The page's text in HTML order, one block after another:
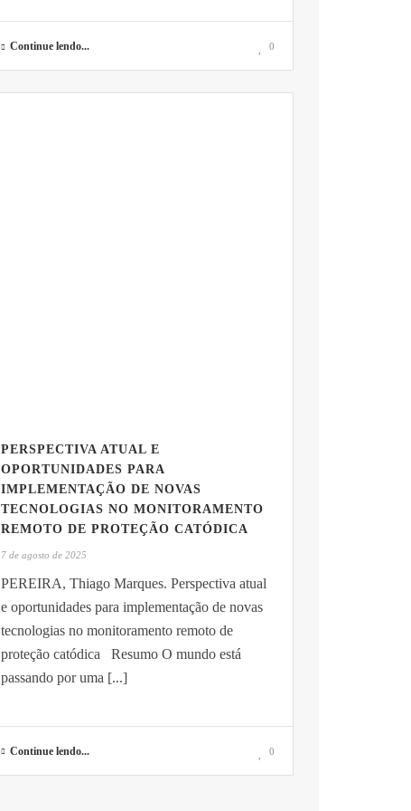
Continue lendo... 0
PERSPECTIVA ATUAL E
OPORTUNIDADES PARA
IMPLEMENTAÇÃO DE NOVAS
TECNOLOGIAS NO MONITORAMENTO
REMOTO DE PROTEÇÃO CATÓDICA
7 de agosto de 2025
PEREIRA, Thiago Marques. Perspectiva atual
e oportunidades para implementação de novas
tecnologias no monitoramento remoto de
proteção catódica Resumo O mundo está
passando por uma [...]
Continue lendo... 0